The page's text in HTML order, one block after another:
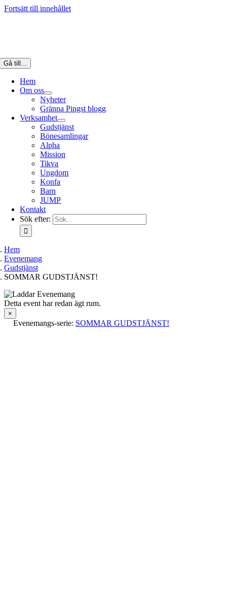
Fortsätt till innehållet
Gå till...
Hem
Om oss
Nyheter
Gränna Pingst blogg
Verksamhet
Gudstjänst
Bönesamlingar
Alpha
Mission
Tikva
Ungdom
Konfa
Barn
JUMP
Kontakt
Sök efter:
Hem
Evenemang
Gudstjänst
SOMMAR GUDSTJÄNST!
Detta event har redan ägt rum.
×
Evenemangs-serie: SOMMAR GUDSTJÄNST!